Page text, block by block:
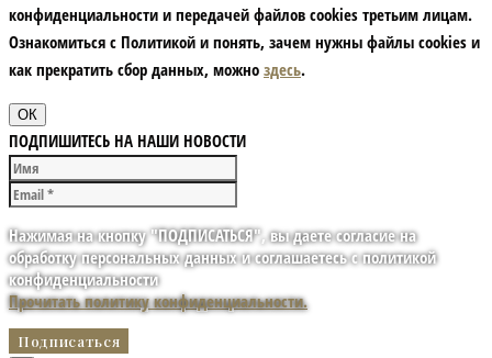
конфиденциальности и передачей файлов cookies третьим лицам.
Ознакомиться с Политикой и понять, зачем нужны файлы сookies и
как прекратить сбор данных, можно здесь.
ОК
ПОДПИШИТЕСЬ НА НАШИ НОВОСТИ
Нажимая на кнопку "ПОДПИСАТЬСЯ", вы даете согласие на
обработку персональных данных и соглашаетесь с политикой
конфиденциальности
Прочитать политику конфиденциальности.